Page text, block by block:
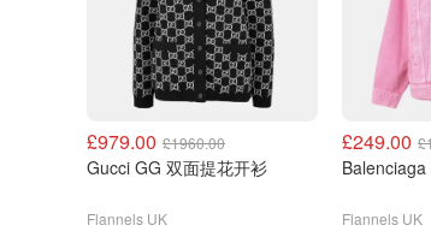
£979.00 £1960.00
Gucci GG 双面提花开衫
Flannels UK
£249.00
Flannels UK